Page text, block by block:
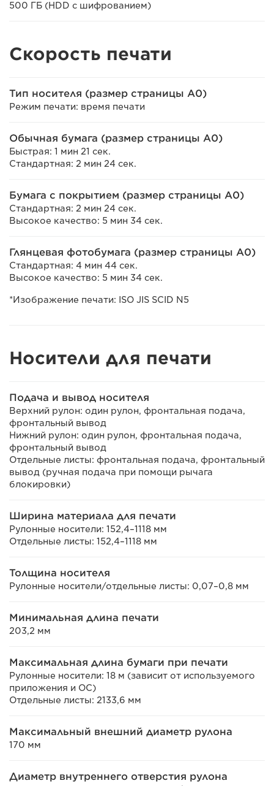
500 ГБ (HDD с шифрованием)
Скорость печати
Тип носителя (размер страницы A0)
Режим печати: время печати
Обычная бумага (размер страницы A0)
Быстрая: 1 мин 21 сек.
Стандартная: 2 мин 24 сек.
Бумага с покрытием (размер страницы A0)
Стандартная: 2 мин 24 сек.
Высокое качество: 5 мин 34 сек.
Глянцевая фотобумага (размер страницы A0)
Стандартная: 4 мин 44 сек.
Высокое качество: 5 мин 34 сек.
*Изображение печати: ISO JIS SCID N5
Носители для печати
Подача и вывод носителя
Верхний рулон: один рулон, фронтальная подача,
фронтальный вывод
Нижний рулон: один рулон, фронтальная подача,
фронтальный вывод
Отдельные листы: фронтальная подача, фронтальный
вывод (ручная подача при помощи рычага
блокировки)
Ширина материала для печати
Рулонные носители: 152,4–1118 мм
Отдельные листы: 152,4–1118 мм
Толщина носителя
Рулонные носители/отдельные листы: 0,07–0,8 мм
Минимальная длина печати
203,2 мм
Максимальная длина бумаги при печати
Рулонные носители: 18 м (зависит от используемого
приложения и ОС)
Отдельные листы: 2133,6 мм
Максимальный внешний диаметр рулона
170 мм
Диаметр внутреннего отверстия рулона